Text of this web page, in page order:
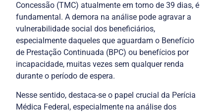
Concessão (TMC) atualmente em torno de 39 dias, é
fundamental. A demora na análise pode agravar a
vulnerabilidade social dos beneficiários,
especialmente daqueles que aguardam o Benefício
de Prestação Continuada (BPC) ou benefícios por
incapacidade, muitas vezes sem qualquer renda
Nesse sentido, destaca-se o papel crucial da Perícia
Médica Federal, especialmente na análise dos